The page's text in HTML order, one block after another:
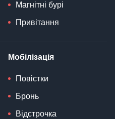
Магнітні бурі
Привітання
Мобілізація
Повістки
Бронь
Відстрочка